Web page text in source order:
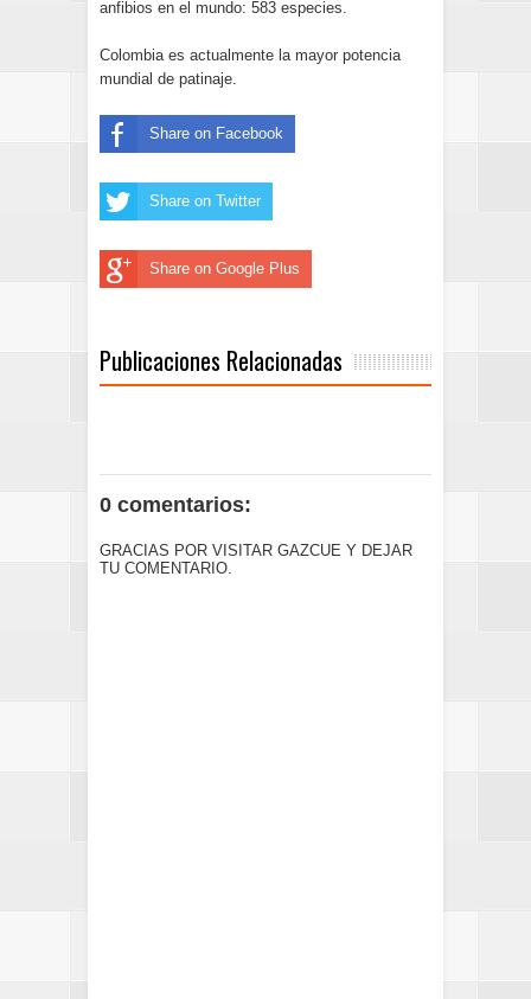
anfibios en el mundo: 583 especies.
Colombia es actualmente la mayor potencia
mundial de patinaje.
Share on Facebook
Share on Twitter
Share on Google Plus
Publicaciones Relacionadas
0 comentarios:
GRACIAS POR VISITAR GAZCUE Y DEJAR
TU COMENTARIO.